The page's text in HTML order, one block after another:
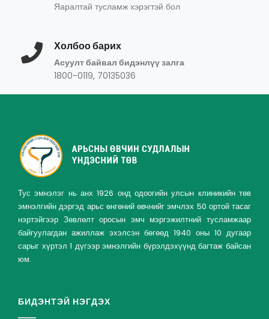
Яаралтай тусламж хэрэгтэй бол
Холбоо барих
Асуулт байвал бидэнлүү залга
1800-0119, 70135036
Тус эмнэлэг нь анх 1926 онд одоогийн улсын клиникийн төв
эмнэлгийн дэргэд арьс өнгөний өвчнийг эмчлэх 50 ортой тасаг
нэртэйгээр Зөвлөлт оросын эмч мэргэжилтний тусламжаар
байгуулагдан ажиллаж эхэлсэн бөгөөд 1940 оны 10 дугаар
сарыг хүртэл 1 дүгээр эмнэлгийн бүрэлдэхүүнд багтаж байсан
юм.
БИДЭНТЭЙ НЭГДЭХ